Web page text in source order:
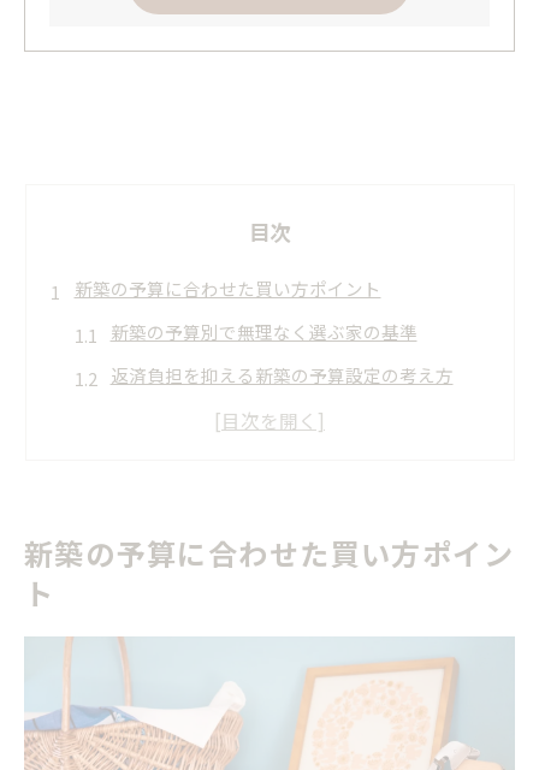
目次
新築の予算に合わせた買い方ポイント
新築の予算別で無理なく選ぶ家の基準
返済負担を抑える新築の予算設定の考え方
年収から見る新築購入価格の現実的な目安
家選びに役立つ新築購入の基本知識
新築の買い方を左右する土地と建物選びの基本
戸建て新築の間取りと設備の選び方ガイド
新築購入の流れで見落としがちな注意点
建売住宅と注文住宅それぞれの買い方を解説
新築の予算に合わせた買い方ポイン
ト